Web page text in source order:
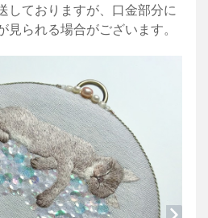
しておりますが、口金部分に
見られる場合がございます。